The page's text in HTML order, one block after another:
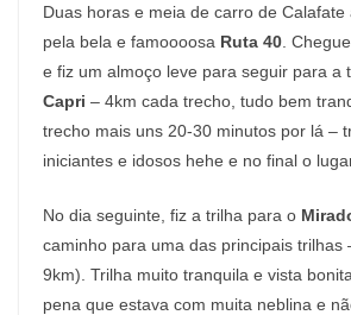
Duas horas e meia de carro de Calafate
pela bela e famoooosa Ruta 40 .
e fiz um almoço leve para seguir para a
Capri – 4km cada trecho, tudo bem
trecho mais uns 20-30 minutos por lá –
iniciantes e idosos hehe e no final o
No dia seguinte, fiz a trilha para o
caminho para uma das principais trilhas
9km). Trilha muito tranquila e vista
pena que estava com muita neblina e